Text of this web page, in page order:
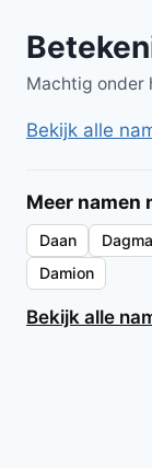
Machtig onder
Bekijk alle
Meer namen
Daan
Damion
Bekijk alle